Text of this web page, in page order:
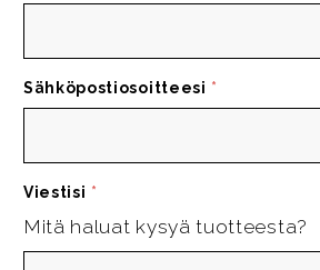
Sähköpostiosoitteesi *
Viestisi *
Mitä haluat kysyä tuotteesta?